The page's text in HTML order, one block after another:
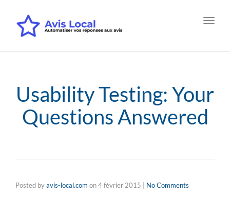
Usability Testing: Your
Questions Answered
Posted byavis-local.com on4 février 2015 No Comments